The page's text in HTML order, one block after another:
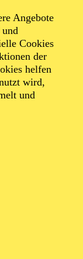
Angebote
Cookies
der
helfen
wird,
und